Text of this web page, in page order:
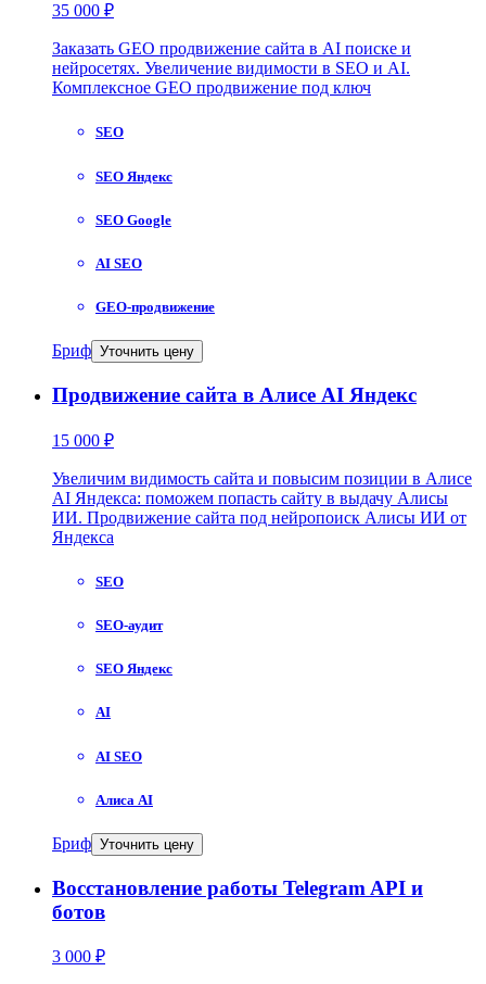
35 000 ₽
Заказать GEO продвижение сайта в AI поиске и
нейросетях. Увеличение видимости в SEO и AI.
Комплексное GEO продвижение под ключ
SEO
SEO Яндекс
SEO Google
AI SEO
GEO-продвижение
Бриф Уточнить цену
Продвижение сайта в Алисе AI Яндекс
15 000 ₽
Увеличим видимость сайта и повысим позиции в Алисе
AI Яндекса: поможем попасть сайту в выдачу Алисы
ИИ. Продвижение сайта под нейропоиск Алисы ИИ от
Яндекса
SEO
SEO-аудит
SEO Яндекс
AI
AI SEO
Алиса AI
Бриф Уточнить цену
Восстановление работы Telegram API и
ботов
3 000 ₽